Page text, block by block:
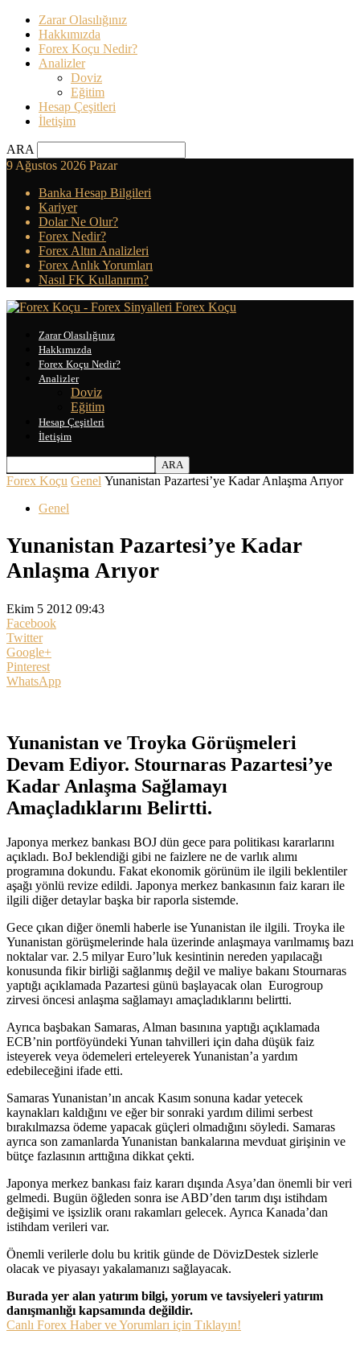
Zarar Olasılığınız
Hakkımızda
Forex Koçu Nedir?
Analizler
Doviz
Eğitim
Hesap Çeşitleri
İletişim
ARA
9 Ağustos 2026 Pazar
Banka Hesap Bilgileri
Kariyer
Dolar Ne Olur?
Forex Nedir?
Forex Altın Analizleri
Forex Anlık Yorumları
Nasıl FK Kullanırım?
Forex Koçu
Zarar Olasılığınız
Hakkımızda
Forex Koçu Nedir?
Analizler
Doviz
Eğitim
Hesap Çeşitleri
İletişim
Forex Koçu Genel Yunanistan Pazartesi’ye Kadar Anlaşma Arıyor
Genel
Yunanistan Pazartesi’ye Kadar
Anlaşma Arıyor
Ekim 5 2012 09:43
Facebook
Twitter
Google+
Pinterest
WhatsApp
Yunanistan ve Troyka Görüşmeleri
Devam Ediyor. Stournaras Pazartesi’ye
Kadar Anlaşma Sağlamayı
Amaçladıklarını Belirtti.
Japonya merkez bankası BOJ dün gece para politikası kararlarını
açıkladı. BoJ beklendiği gibi ne faizlere ne de varlık alımı
programına dokundu. Fakat ekonomik görünüm ile ilgili beklentiler
aşağı yönlü revize edildi. Japonya merkez bankasının faiz kararı ile
ilgili diğer detaylar başka bir raporla sistemde.
Gece çıkan diğer önemli haberle ise Yunanistan ile ilgili. Troyka ile
Yunanistan görüşmelerinde hala üzerinde anlaşmaya varılmamış bazı
noktalar var. 2.5 milyar Euro’luk kesintinin nereden yapılacağı
konusunda fikir birliği sağlanmış değil ve maliye bakanı Stournaras
yaptığı açıklamada Pazartesi günü başlayacak olan Eurogroup
zirvesi öncesi anlaşma sağlamayı amaçladıklarını belirtti.
Ayrıca başbakan Samaras, Alman basınına yaptığı açıklamada
ECB’nin portföyündeki Yunan tahvilleri için daha düşük faiz
isteyerek veya ödemeleri erteleyerek Yunanistan’a yardım
edebileceğini ifade etti.
Samaras Yunanistan’ın ancak Kasım sonuna kadar yetecek
kaynakları kaldığını ve eğer bir sonraki yardım dilimi serbest
bırakılmazsa ödeme yapacak güçleri olmadığını söyledi. Samaras
ayrıca son zamanlarda Yunanistan bankalarına mevduat girişinin ve
bütçe fazlasının arttığına dikkat çekti.
Japonya merkez bankası faiz kararı dışında Asya’dan önemli bir veri
gelmedi. Bugün öğleden sonra ise ABD’den tarım dışı istihdam
değişimi ve işsizlik oranı rakamları gelecek. Ayrıca Kanada’dan
istihdam verileri var.
Önemli verilerle dolu bu kritik günde de DövizDestek sizlerle
olacak ve piyasayı yakalamanızı sağlayacak.
Burada yer alan yatırım bilgi, yorum ve tavsiyeleri yatırım
danışmanlığı kapsamında değildir.
Canlı Forex Haber ve Yorumları için Tıklayın!